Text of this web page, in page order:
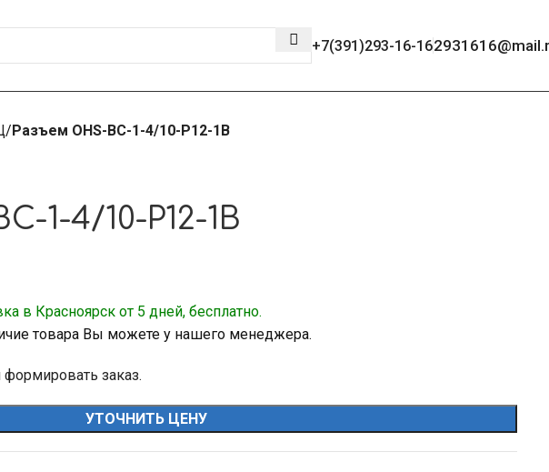
+7(391)293-16-16
Разъем ОНS-BС-1-4/10-Р12-1В
1-4/10-Р12-1В
в Красноярск от 5 дней, бесплатно.
товара Вы можете у нашего менеджера.
заказ.
УТОЧНИТЬ ЦЕНУ